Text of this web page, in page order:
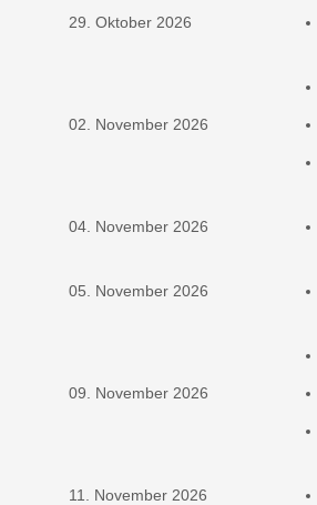
29. Oktober 2026
02. November 2026
04. November 2026
05. November 2026
09. November 2026
11. November 2026